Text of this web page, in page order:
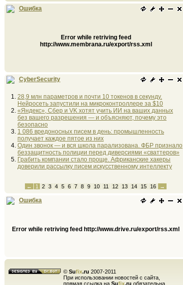
Ошибка
Error while retriving feed
http://www.membrana.ru/export/rss.xml
CyberSecurity
28,9 млн параметров и почти 10 токенов в секунду.
Нейросеть запустили на микроконтроллере за $10
«Яндекс», Сбер и VK хотят учить ИИ на ваших данных
без вашего разрешения — и объясняют, почему это
безопасно
1 086 вредоносных писем в день: промышленность
получает каждое пятое из них
Один звонок — и вся школа парализована. ФБР признало
беззащитность полиции перед диверсиями «сваттеров»
Грабить компании стало проще. Африканские хакеры
доверили рассылку писем искусственному интеллекту
← 1 2 3 4 5 6 7 8 9 10 11 12 13 14 15 16 →
Ошибка
Error while retriving feed http://www.drive.ru/export/rss.xml
© Sufix.ru 2007-2011
При использовании новостей с сайта,
прямая ссылка на Sufix.ru обязательна